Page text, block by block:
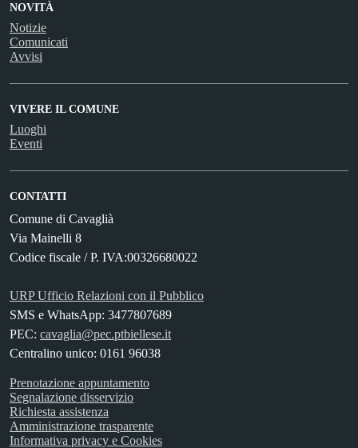
NOVITÀ
Notizie
Comunicati
Avvisi
VIVERE IL COMUNE
Luoghi
Eventi
CONTATTI
Comune di Cavaglià
Via Mainelli 8
Codice fiscale / P. IVA:00326680022
URP Ufficio Relazioni con il Pubblico
SMS e WhatsApp: 3477807689
PEC: cavaglia@pec.ptbiellese.it
Centralino unico: 0161 96038
Prenotazione appuntamento
Segnalazione disservizio
Richiesta assistenza
Amministrazione trasparente
Informativa privacy e Cookies